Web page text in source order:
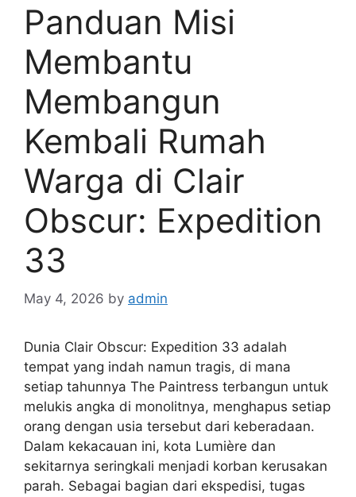
Panduan Misi
Membantu
Membangun
Kembali Rumah
Warga di Clair
Obscur: Expedition
33
May 4, 2026 by admin
Dunia Clair Obscur: Expedition 33 adalah
tempat yang indah namun tragis, di mana
setiap tahunnya The Paintress terbangun untuk
melukis angka di monolitnya, menghapus setiap
orang dengan usia tersebut dari keberadaan.
Dalam kekacauan ini, kota Lumière dan
sekitarnya seringkali menjadi korban kerusakan
parah. Sebagai bagian dari ekspedisi, tugas